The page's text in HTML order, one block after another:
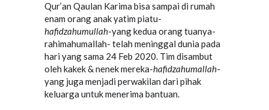
Qur’an Qaulan Karima bisa sampai di rumah
enam orang anak yatim piatu-
hafidzahumullah-yang kedua orang tuanya-
rahimahumallah- telah meninggal dunia pada
hari yang sama 24 Feb 2020. Tim disambut
oleh kakek & nenek mereka-hafidzahumallah-
yang juga menjadi perwakilan dari pihak
keluarga untuk menerima bantuan.